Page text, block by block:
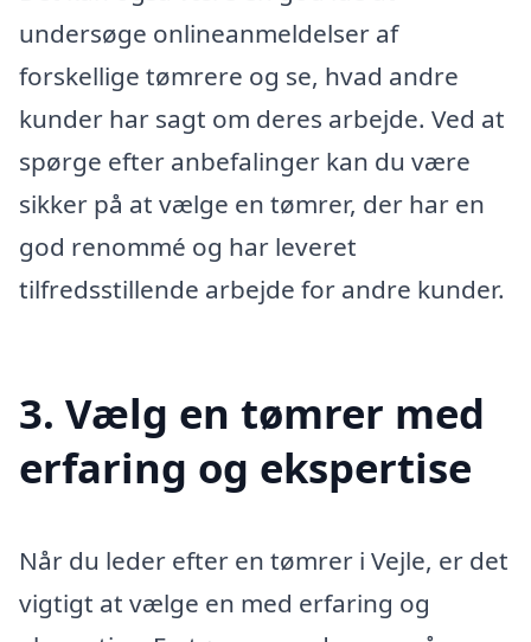
undersøge onlineanmeldelser af
forskellige tømrere og se, hvad andre
kunder har sagt om deres arbejde. Ved at
spørge efter anbefalinger kan du være
sikker på at vælge en tømrer, der har en
god renommé og har leveret
tilfredsstillende arbejde for andre kunder.
3. Vælg en tømrer med
erfaring og ekspertise
Når du leder efter en tømrer i Vejle, er det
vigtigt at vælge en med erfaring og